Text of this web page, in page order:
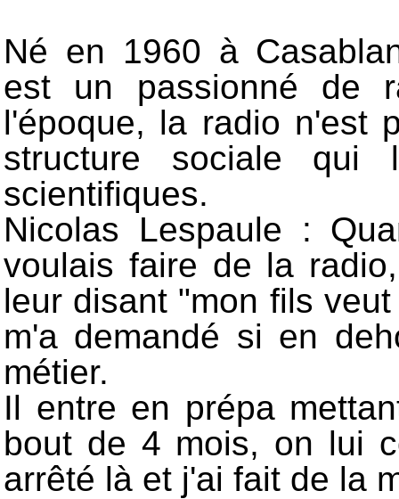
Né en 1960 à
est un passionné de
l'époque, la radio n'est
structure sociale qui
scientifiques.
Nicolas Lespaule :
voulais faire de la
leur disant "mon fils
m'a demandé si en
métier.
Il entre en prépa
bout de 4 mois, on lui
arrêté là et j'ai fait de la